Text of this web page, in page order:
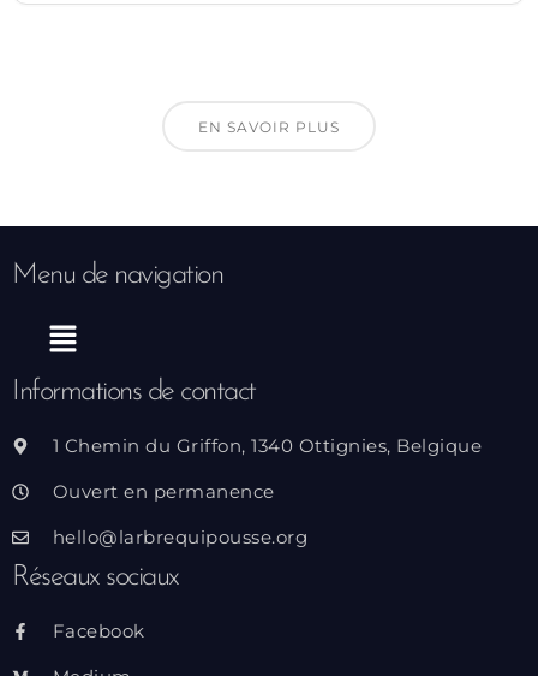
EN SAVOIR PLUS
Menu de navigation
Menu
Informations de contact
1 Chemin du Griffon, 1340 Ottignies, Belgique
Ouvert en permanence
hello@larbrequipousse.org
Réseaux sociaux
Facebook